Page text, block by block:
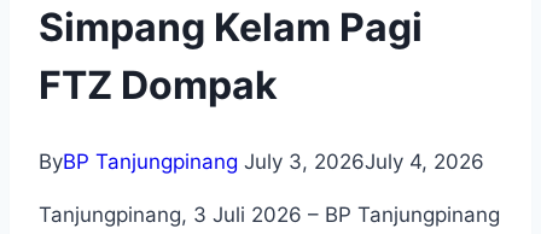
Simpang Kelam Pagi
FTZ Dompak
ByBP Tanjungpinang July 3, 2026July 4, 2026
Tanjungpinang, 3 Juli 2026 – BP Tanjungpinang